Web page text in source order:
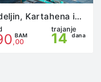
bez prava na
minumum 10 putnika za
za evropska putovanja.
putnika za relizaciju
Kolumbija - Bogota, Medeljin, Kartahena iz Sarajeva
BAM
,00
trajanje
14 dana